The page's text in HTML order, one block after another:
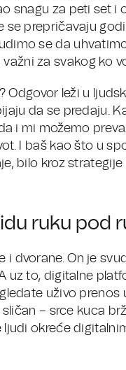
snagu za peti set i
prepričavaju
se da
za svakog ko
leži u
da se predaju.
i mi možemo
I baš kao što u
bilo kroz
ruku pod
dvorane. On je
uz to, digitalne
uživo
– srce kuca
okreće